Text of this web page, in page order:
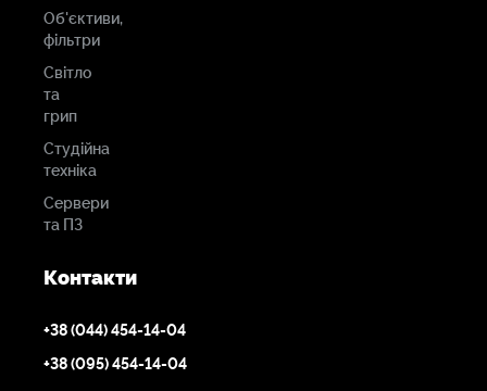
Об'єктиви,
фільтри
Світло
та
грип
Студійна
техніка
Сервери
та ПЗ
Контакти
+38 (044) 454-14-04
+38 (095) 454-14-04